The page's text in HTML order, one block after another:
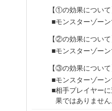
【①の効果について
モンスターゾー
【②の効果について
モンスターゾー
【③の効果について
モンスターゾー
相手プレイヤー
果ではありません